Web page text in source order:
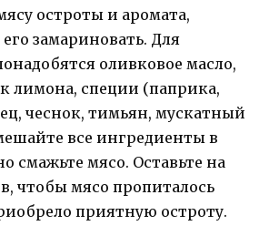
остроты и аромата,
замариновать. Для
оливковое масло,
лимона, специи (паприка,
чеснок, тимьян, мускатный
все ингредиенты в
смажьте мясо. Оставьте на
чтобы мясо пропиталось
приятную остроту.